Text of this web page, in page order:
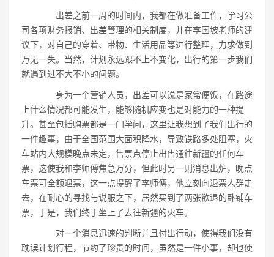
出差之前一周的时间内，我都在做准备工作，学习公
司各项财务报销、出差管理的相关制度，并在李国坡老师的建
议下，对自己的穿着、带物、生活用品等进行整理，力求做到
万无一失。当然，计划永远跟不上不变化，出行的第一步我们
就遇到过不大不小的问题。
身为一个营销人员，出差可以说是家常便饭，在路途
上什么情况都可能发生，能够随机应变也是对能力的一种提
升。甚至包括购票都是一门学问，这里让我想到了我们出行的
一件趣事，由于全国范围大面积降水，导致铁路多处阻塞，火
车站内大规模晚点未定，售票点停止出售通往新疆的任何车
票，这使我和李师傅焦急万分，但此时另一则消息出炉，晚点
车票可全额退票，这一点提醒了李师傅，他立刻向退票人群走
去，在耐心的寻找与说服之下，居然买到了两张欲退的卧铺车
票，于是，我们终于坐上了去往新疆的火车。
对一个消息迅速的判断并且付出行动，使得我们没有
耽误计划行程，节约了珍贵的时间，虽然是一件小事，却也使